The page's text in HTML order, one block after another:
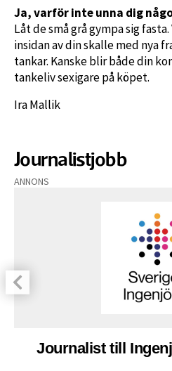
Ja, varför inte unna dig
Låt de små grå gympa sig
insidan av din skalle med nya
tankar. Kanske blir både din
tankeliv sexigare på köpet.
Ira Mallik
Journalistjobb
ANNONS
Journalist till